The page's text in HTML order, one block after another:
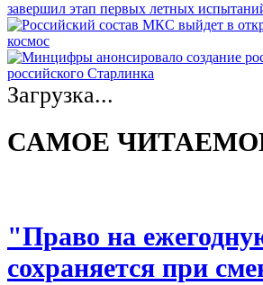
завершил этап первых летных
космос
российского Старлинка
Загрузка...
САМОЕ
"Право на
сохраняется при